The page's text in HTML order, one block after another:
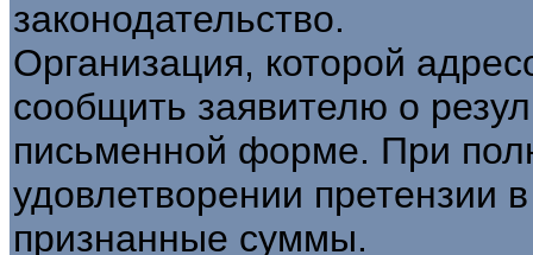
законодательство.
Организация, которой
сообщить заявителю о
письменной форме. При
удовлетворении претензии
признанные суммы.